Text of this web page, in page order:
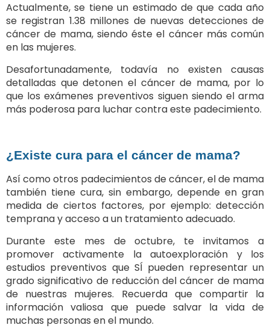
Actualmente, se tiene un estimado de que cada año
se registran 1.38 millones de nuevas detecciones de
cáncer de mama, siendo éste el cáncer más común
en las mujeres.
Desafortunadamente, todavía no existen causas
detalladas que detonen el cáncer de mama, por lo
que los exámenes preventivos siguen siendo el arma
más poderosa para luchar contra este padecimiento.
¿Existe cura para el cáncer de mama?
Así como otros padecimientos de cáncer, el de mama
también tiene cura, sin embargo, depende en gran
medida de ciertos factores, por ejemplo: detección
temprana y acceso a un tratamiento adecuado.
Durante este mes de octubre, te invitamos a
promover activamente la autoexploración y los
estudios preventivos que SÍ pueden representar un
grado significativo de reducción del cáncer de mama
de nuestras mujeres. Recuerda que compartir la
información valiosa que puede salvar la vida de
muchas personas en el mundo.